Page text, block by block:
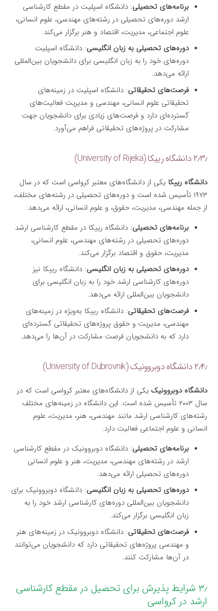
برنامه‌های تحصیلی: دانشگاه اسپلیت در مقطع کارشناسی
ارشد دوره‌های تحصیلی در رشته‌های مهندسی، علوم انسانی،
علوم اجتماعی، مدیریت، اقتصاد و هنر برگزار می‌کند.
دوره‌های تحصیلی به زبان انگلیسی: دانشگاه اسپلیت
دوره‌های خود را به زبان انگلیسی برای دانشجویان بین‌المللی
ارائه می‌دهد.
فرصت‌های تحقیقاتی: دانشگاه اسپلیت در زمینه‌های
تحقیقاتی علوم انسانی، مهندسی و مدیریت فعالیت‌های
گسترده‌ای دارد و فرصت‌های زیادی برای دانشجویان جهت
مشارکت در پروژه‌های تحقیقاتی فراهم می‌آورد.
۲٫۳٫ دانشگاه رییکا (University of Rijeka)
دانشگاه رییکا یکی از دانشگاه‌های معتبر کرواسی است که در سال
۱۹۷۳ تأسیس شده است و دوره‌های تحصیلی در رشته‌های مختلف،
از جمله مهندسی، مدیریت، حقوق، و علوم انسانی، ارائه می‌دهد.
برنامه‌های تحصیلی: دانشگاه رییکا در مقطع کارشناسی ارشد
دوره‌های تحصیلی در رشته‌های مهندسی، علوم انسانی،
مدیریت، حقوق و اقتصاد برگزار می‌کند.
دوره‌های تحصیلی به زبان انگلیسی: دانشگاه رییکا نیز
دوره‌های کارشناسی ارشد خود را به زبان انگلیسی برای
دانشجویان بین‌المللی ارائه می‌دهد.
فرصت‌های تحقیقاتی: دانشگاه رییکا به‌ویژه در زمینه‌های
مهندسی، مدیریت و حقوق پروژه‌های تحقیقاتی گسترده‌ای
دارد که به دانشجویان فرصت مشارکت در آن‌ها را می‌دهد.
۲٫۴٫ دانشگاه دوبروونیک (University of Dubrovnik)
دانشگاه دوبروونیک یکی از دانشگاه‌های معتبر کرواسی است که در
سال ۲۰۰۳ تأسیس شده است. این دانشگاه در زمینه‌های مختلف
رشته‌های کارشناسی ارشد مانند مهندسی، هنر، مدیریت، علوم
انسانی و علوم اجتماعی فعالیت دارد.
برنامه‌های تحصیلی: دانشگاه دوبروونیک در مقطع کارشناسی
ارشد در رشته‌های مهندسی، مدیریت، هنر و علوم انسانی
دوره‌های تحصیلی ارائه می‌دهد.
دوره‌های تحصیلی به زبان انگلیسی: دانشگاه دوبروونیک برای
دانشجویان بین‌المللی دوره‌های کارشناسی ارشد خود را به
زبان انگلیسی برگزار می‌کند.
فرصت‌های تحقیقاتی: دانشگاه دوبروونیک در زمینه‌های هنر
و مهندسی پروژه‌های تحقیقاتی دارد که دانشجویان می‌توانند
در آن‌ها مشارکت کنند.
۳٫ شرایط پذیرش برای تحصیل در مقطع کارشناسی
ارشد در کرواسی